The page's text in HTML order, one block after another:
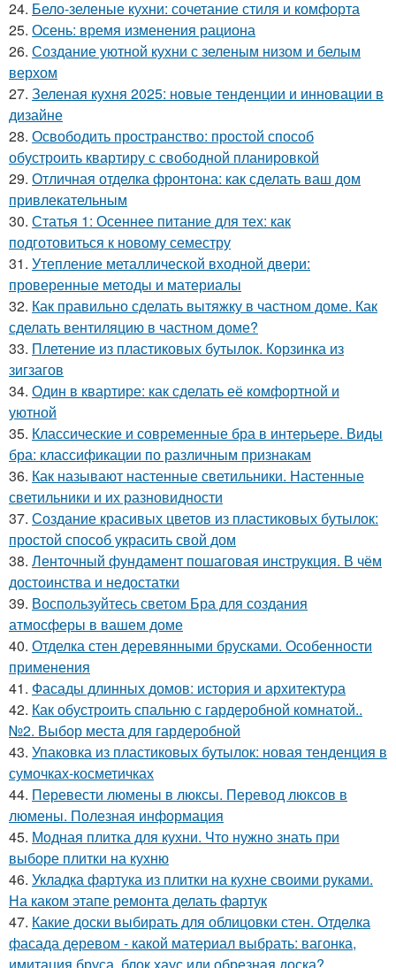
24. Бело-зеленые кухни: сочетание стиля и комфорта
25. Осень: время изменения рациона
26. Создание уютной кухни с зеленым низом и белым
верхом
27. Зеленая кухня 2025: новые тенденции и инновации в
дизайне
28. Освободить пространство: простой способ
обустроить квартиру с свободной планировкой
29. Отличная отделка фронтона: как сделать ваш дом
привлекательным
30. Статья 1: Осеннее питание для тех: как
подготовиться к новому семестру
31. Утепление металлической входной двери:
проверенные методы и материалы
32. Как правильно сделать вытяжку в частном доме. Как
сделать вентиляцию в частном доме?
33. Плетение из пластиковых бутылок. Корзинка из
зигзагов
34. Один в квартире: как сделать её комфортной и
уютной
35. Классические и современные бра в интерьере. Виды
бра: классификации по различным признакам
36. Как называют настенные светильники. Настенные
светильники и их разновидности
37. Создание красивых цветов из пластиковых бутылок:
простой способ украсить свой дом
38. Ленточный фундамент пошаговая инструкция. В чём
достоинства и недостатки
39. Воспользуйтесь светом Бра для создания
атмосферы в вашем доме
40. Отделка стен деревянными брусками. Особенности
применения
41. Фасады длинных домов: история и архитектура
42. Как обустроить спальню с гардеробной комнатой..
№2. Выбор места для гардеробной
43. Упаковка из пластиковых бутылок: новая тенденция в
сумочках-косметичках
44. Перевести люмены в люксы. Перевод люксов в
люмены. Полезная информация
45. Модная плитка для кухни. Что нужно знать при
выборе плитки на кухню
46. Укладка фартука из плитки на кухне своими руками.
На каком этапе ремонта делать фартук
47. Какие доски выбирать для облицовки стен. Отделка
фасада деревом - какой материал выбрать: вагонка,